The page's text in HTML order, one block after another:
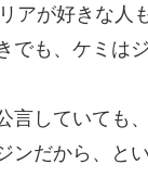
アが好きな人
でも、ケミは
言していても
ンだから、と